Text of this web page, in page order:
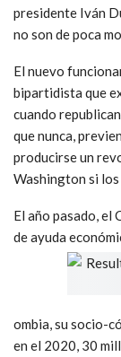
presidente Iván
no son de poca
El nuevo
bipartidista que
cuando
que nunca,
producirse un
Washington si
El año pasado, el
de ayuda
ombia, su socio-
en el 2020, 30